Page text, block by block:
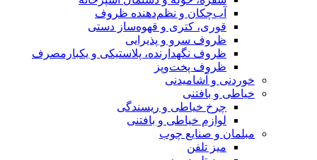
آب‌چکان و نظم‌دهنده ظروف
قوری، کتری و قهوه‌ساز دستی
ظروف سرو و پذیرایی
ظروف نگهدارنده، پلاستیکی و یکبارمصرف
ظروف پخت‌وپز
خوردنی و آشامیدنی
خیاطی و بافتنی
چرخ خیاطی و ریسندگی
لوازم خیاطی و بافتنی
مبلمان و صنایع چوب
میز تلفن